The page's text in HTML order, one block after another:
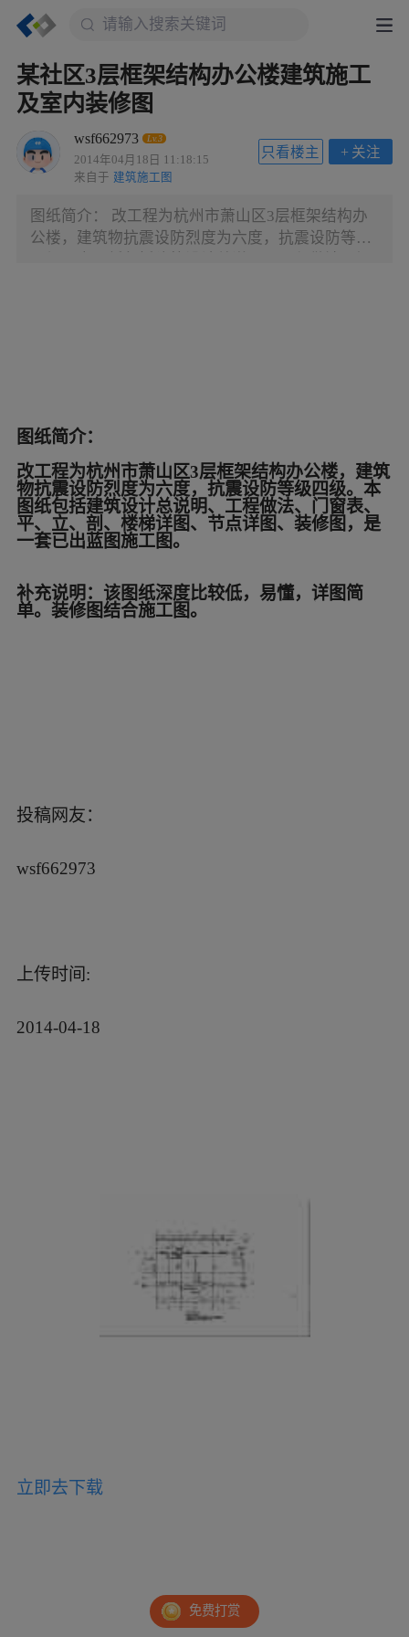
某社区3层框架结构办公楼建筑施工
及室内装修图
wsf662973 Lv.3
2014年04月18日 11:18:15
来自于 建筑施工图
+ 关注
只看楼主
图纸简介： 改工程为杭州市萧山区3层框架结构办
公楼，建筑物抗震设防烈度为六度，抗震设防等级
图纸简介：
改工程为杭州市萧山区3层框架结构办公楼，建筑
物抗震设防烈度为六度，抗震设防等级四级。本
图纸包括建筑设计总说明、工程做法、门窗表、
平、立、剖、楼梯详图、节点详图、装修图，是
一套已出蓝图施工图。
补充说明：该图纸深度比较低，易懂，详图简
单。装修图结合施工图。
投稿网友：
wsf662973
上传时间:
2014-04-18
立即去下载
免费打赏